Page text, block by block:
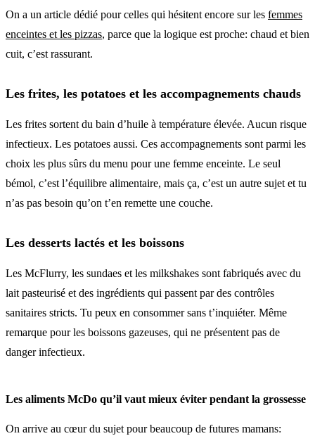
On a un article dédié pour celles qui hésitent encore sur les femmes
enceintes et les pizzas, parce que la logique est proche: chaud et bien
cuit, c’est rassurant.
Les frites, les potatoes et les accompagnements chauds
Les frites sortent du bain d’huile à température élevée. Aucun risque
infectieux. Les potatoes aussi. Ces accompagnements sont parmi les
choix les plus sûrs du menu pour une femme enceinte. Le seul
bémol, c’est l’équilibre alimentaire, mais ça, c’est un autre sujet et tu
n’as pas besoin qu’on t’en remette une couche.
Les desserts lactés et les boissons
Les McFlurry, les sundaes et les milkshakes sont fabriqués avec du
lait pasteurisé et des ingrédients qui passent par des contrôles
sanitaires stricts. Tu peux en consommer sans t’inquiéter. Même
remarque pour les boissons gazeuses, qui ne présentent pas de
danger infectieux.
Les aliments McDo qu’il vaut mieux éviter pendant la grossesse
On arrive au cœur du sujet pour beaucoup de futures mamans: